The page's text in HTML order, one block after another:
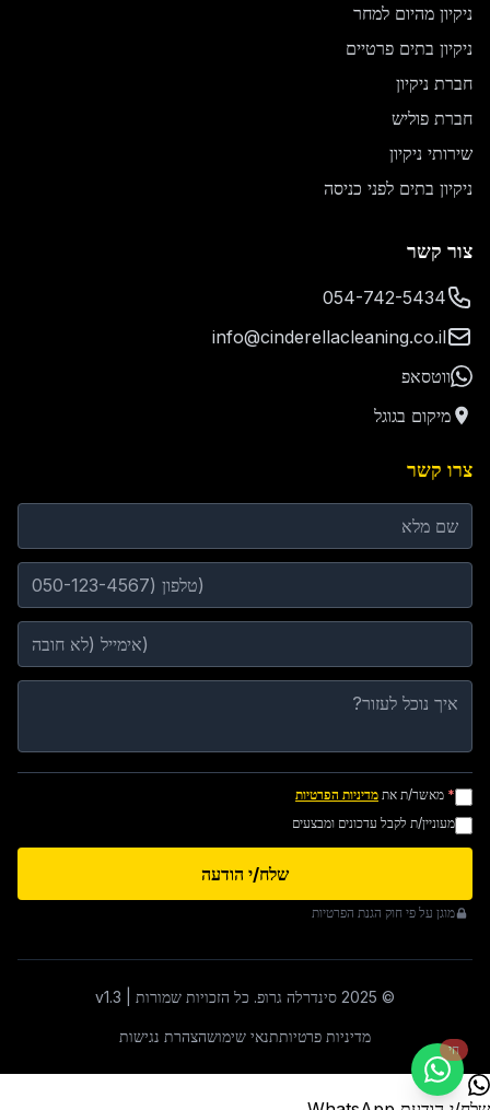
ניקיון מהיום למחר
ניקיון בתים פרטיים
חברת ניקיון
חברת פוליש
שירותי ניקיון
ניקיון בתים לפני כניסה
צור קשר
054-742-5434
info@cinderellacleaning.co.il
ווטסאפ
מיקום בגוגל
צרו קשר
* מאשר/ת את מדיניות הפרטיות
מעוניין/ת לקבל עדכונים ומבצעים
שלח/י הודעה
מוגן על פי חוק הגנת הפרטיות
©
2025 סינדרלה גרופ. כל הזכויות שמורות
מדיניות פרטיותתנאי שימושהצהרת נגישות
חי